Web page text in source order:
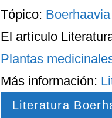
Tópico:
El artículo
Plantas
Más información:
Literatura